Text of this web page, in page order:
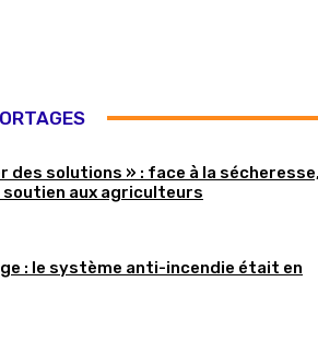
des solutions » : face à la
aux agriculteurs
: le système anti-incendie était en